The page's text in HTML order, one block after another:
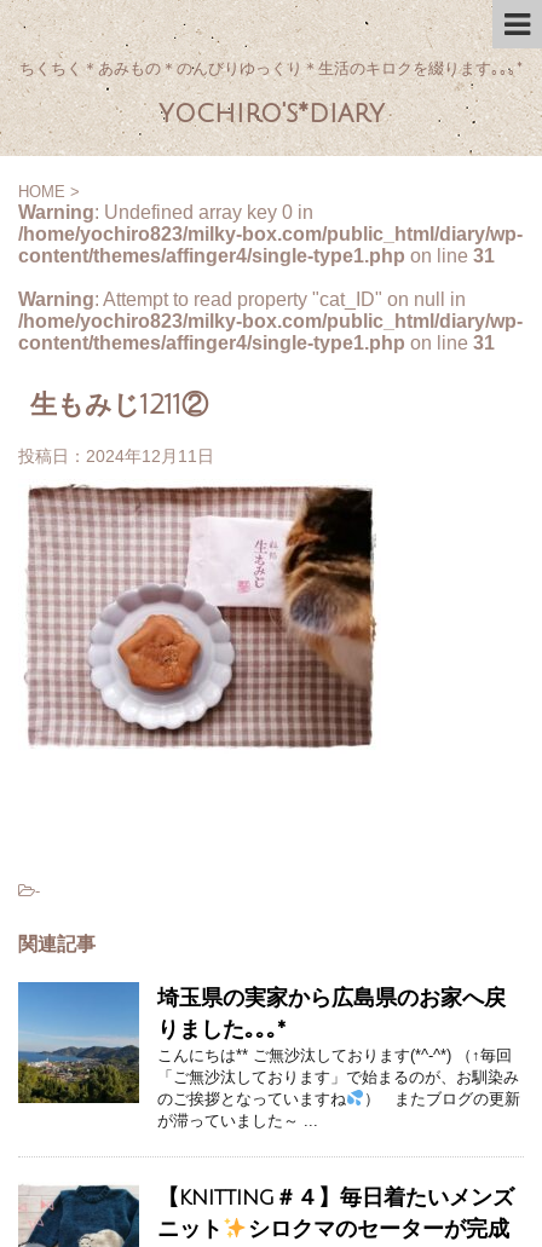
ちくちく＊あみもの＊のんびりゆっくり＊生活のキロクを綴ります｡｡｡*
yochiro's*diary
HOME >
Warning: Undefined array key 0 in
/home/yochiro823/milky-box.com/public_html/diary/wp-
content/themes/affinger4/single-type1.php on line 31
Warning: Attempt to read property "cat_ID" on null in
/home/yochiro823/milky-box.com/public_html/diary/wp-
content/themes/affinger4/single-type1.php on line 31
生もみじ1211②
投稿日： 2024年12月11日
-
関連記事
埼玉県の実家から広島県のお家へ戻
りました｡｡｡*
こんにちは** ご無沙汰しております(*^-^*) （↑毎回
「ご無沙汰しております」で始まるのが、お馴染み
のご挨拶となっていますね
） またブログの更新
が滞っていました～ ...
【knitting＃４】毎日着たいメンズ
ニット
シロクマのセーターが完成